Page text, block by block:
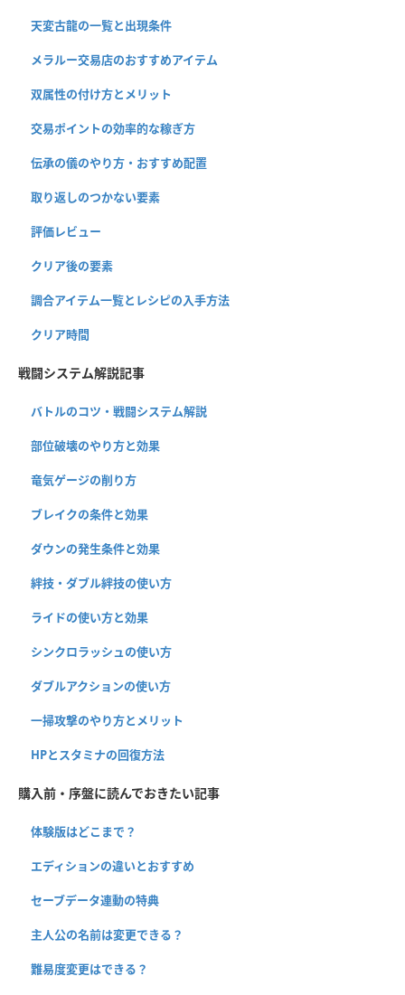
天変古龍の一覧と出現条件
メラルー交易店のおすすめアイテム
双属性の付け方とメリット
交易ポイントの効率的な稼ぎ方
伝承の儀のやり方・おすすめ配置
取り返しのつかない要素
評価レビュー
クリア後の要素
調合アイテム一覧とレシピの入手方法
クリア時間
戦闘システム解説記事
バトルのコツ・戦闘システム解説
部位破壊のやり方と効果
竜気ゲージの削り方
ブレイクの条件と効果
ダウンの発生条件と効果
絆技・ダブル絆技の使い方
ライドの使い方と効果
シンクロラッシュの使い方
ダブルアクションの使い方
一掃攻撃のやり方とメリット
HPとスタミナの回復方法
購入前・序盤に読んでおきたい記事
体験版はどこまで？
エディションの違いとおすすめ
セーブデータ連動の特典
主人公の名前は変更できる？
難易度変更はできる？